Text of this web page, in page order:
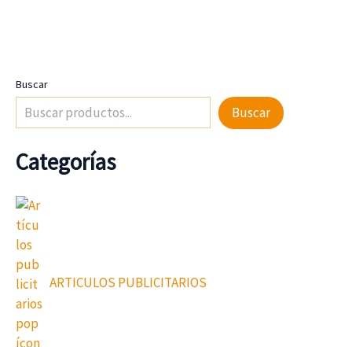
Buscar
Buscar
Categorías
ARTICULOS PUBLICITARIOS